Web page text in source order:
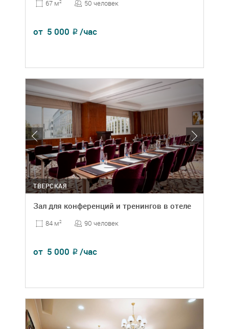
67 м2 50 человек
от 5 000 ₽ /час
ТВЕРСКАЯ
Зал для конференций и тренингов в отеле
84 м2 90 человек
от 5 000 ₽ /час